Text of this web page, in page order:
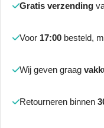
Gratis verzending
Voor 17:00 besteld,
Wij geven graag
Retourneren binnen